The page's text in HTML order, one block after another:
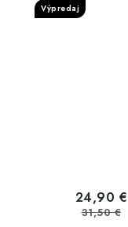
Výpredaj
24,90 €
31,50 €